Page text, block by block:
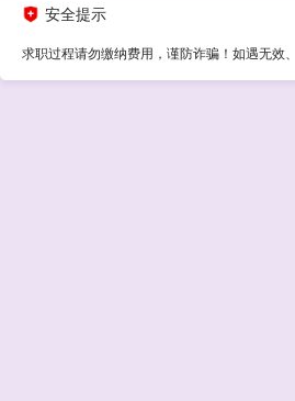
安全提示
求职过程请勿缴纳费用，谨防诈骗！如遇无效